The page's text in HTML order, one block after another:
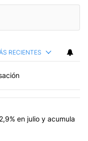
RECIENTES
comentarios en los
inflación en CABA
en julio y acumula